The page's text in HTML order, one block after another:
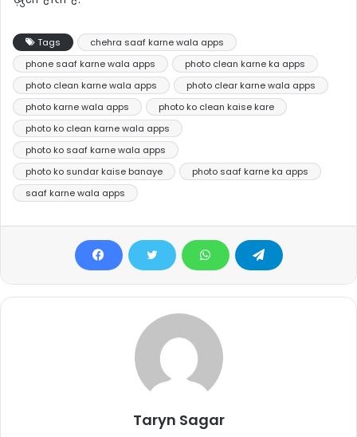
Tags
chehra saaf karne wala apps
phone saaf karne wala apps
photo clean karne ka apps
photo clean karne wala apps
photo clear karne wala apps
photo karne wala apps
photo ko clean kaise kare
photo ko clean karne wala apps
photo ko saaf karne wala apps
photo ko sundar kaise banaye
photo saaf karne ka apps
saaf karne wala apps
Taryn Sagar